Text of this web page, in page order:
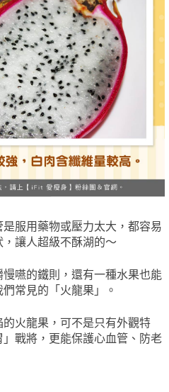
服用藥物或壓力太大，都容易
讓人超級不酥湖的～
嚥的鐵則，還有一種水果也能
常見的「火龍果」。
火龍果，可不是只有外觀特
戰將，更能保護心血管、防老